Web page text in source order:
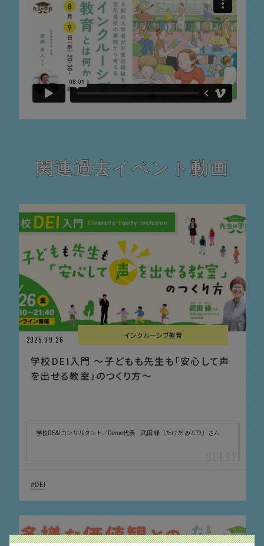
関連過去イベント動画
2025.09.26
インクルーシブ教育
学校DEI入門 〜子どもも先生も「安心して声
を出せる教室」のつくり方〜
学校DE&Iコンサルタント／Demo代表 武田 緑（たけだ みどり）さん
DEI